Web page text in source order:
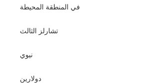
في المنطقة المحيطة
تشارلز الثالث
نيوي
دولارين